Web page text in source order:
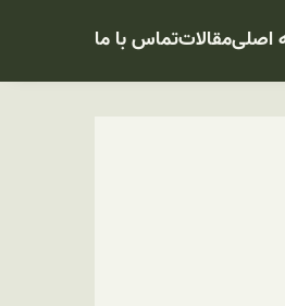
اصلیمقالاتتماس با ما